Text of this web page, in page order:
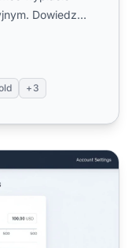
Dowiedz
+3
partnerskich